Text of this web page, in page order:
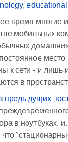
,educational
время многие
мобильных
к сети - и лишь
в
предыдущих
в ноутбуках,